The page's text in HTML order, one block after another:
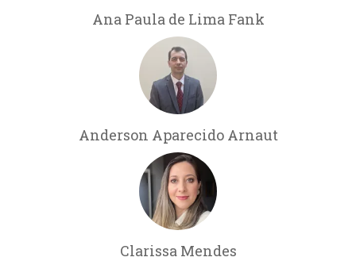
Ana Paula de Lima Fank
Anderson Aparecido Arnaut
Clarissa Mendes